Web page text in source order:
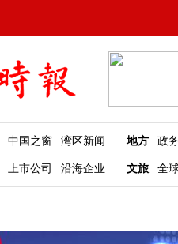
中国之窗 湾区新闻 地方 政
上市公司 沿海企业 文旅 全